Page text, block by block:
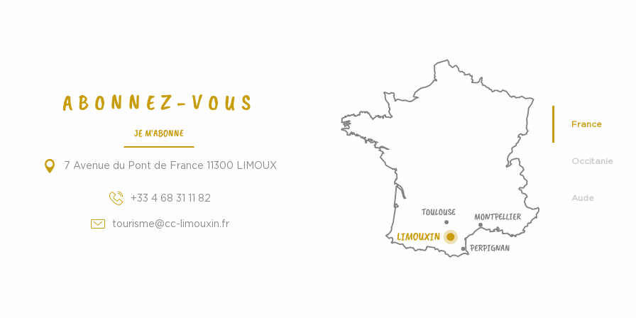
ABONNEZ-VOUS
JE M'ABONNE
7 Avenue du Pont de France 11300 LIMOUX
+33 4 68 31 11 82
tourisme@cc-limouxin.fr
France
Occitanie
Aude